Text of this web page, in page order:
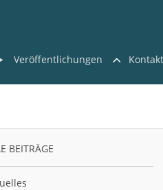
Veröffentlichungen Kontakt
BEITRÄGE